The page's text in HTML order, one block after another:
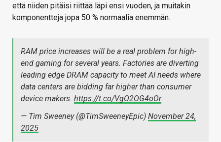
että niiden pitäisi riittää läpi ensi vuoden, ja muitakin
komponentteja jopa 50 % normaalia enemmän.
RAM price increases will be a real problem for high-
end gaming for several years. Factories are diverting
leading edge DRAM capacity to meet AI needs where
data centers are bidding far higher than consumer
device makers. https://t.co/VgO2OG4oOr
— Tim Sweeney (@TimSweeneyEpic) November 24,
2025